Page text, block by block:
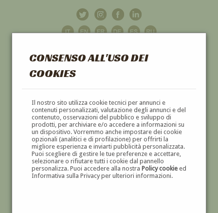
CONSENSO ALL'USO DEI
COOKIES
Il nostro sito utilizza cookie tecnici per annunci e
contenuti personalizzati, valutazione degli annunci e del
contenuto, osservazioni del pubblico e sviluppo di
prodotti, per archiviare e/o accedere a informazioni su
un dispositivo. Vorremmo anche impostare dei cookie
opzionali (analitici e di profilazione) per offrirti la
migliore esperienza e inviarti pubblicità personalizzata.
Puoi scegliere di gestire le tue preferenze e accettare,
selezionare o rifiutare tutti i cookie dal pannello
personalizza. Puoi accedere alla nostra Policy cookieed
Informativa sulla Privacy per ulteriori informazioni.
GALLERIAD'ARTE
DIPINTI E SCULTURE '800 E '900